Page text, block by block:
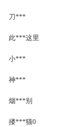
刀***
此***这里
小***
神***
烟***别
搂***猫0